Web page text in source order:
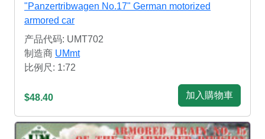
"Panzertribwagen No.17" German motorized
armored car
产品代码: UMT702
制造商 UMmt
比例尺: 1:72
$48.40 加入購物車